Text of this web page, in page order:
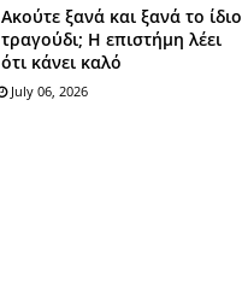
Ακούτε ξανά και ξανά το ίδιο
τραγούδι; Η επιστήμη λέει
ότι κάνει καλό
July 06, 2026